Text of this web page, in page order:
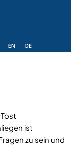
EN DE
ist
zu sein und